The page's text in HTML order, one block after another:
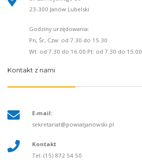
23-300 Janów Lubelski
Godziny urzędowania:
Pn, Śr, Czw: od 7.30 do 15.30
Wt: od 7.30 do 16.00 Pt: od 7.30 do 15.00
Kontakt z nami
E-mail:
sekretariat@powiatjanowski.pl
Kontakt
Tel. (15) 872 54 50